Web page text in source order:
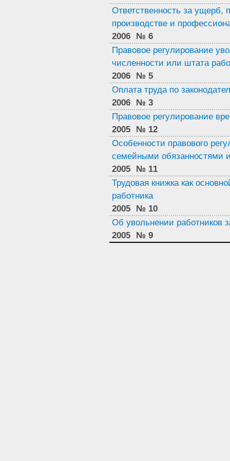
Ответственность за
производстве и
2006 № 6
Правовое регулирование
численности или штата
2006 № 5
Оплата труда по
2006 № 3
Правовое регулирование
2005 № 12
Особенности правового
семейными обязанностями
2005 № 11
Трудовая книжка как
работника
2005 № 10
Об увольнении работников
2005 № 9